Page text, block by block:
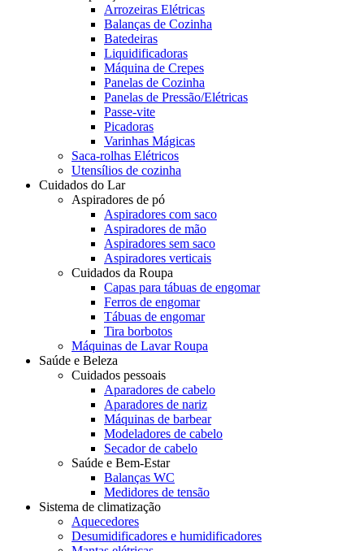
Arrozeiras Elétricas
Balanças de Cozinha
Batedeiras
Liquidificadoras
Máquina de Crepes
Panelas de Cozinha
Panelas de Pressão/Elétricas
Passe-vite
Picadoras
Varinhas Mágicas
Saca-rolhas Elétricos
Utensílios de cozinha
Cuidados do Lar
Aspiradores de pó
Aspiradores com saco
Aspiradores de mão
Aspiradores sem saco
Aspiradores verticais
Cuidados da Roupa
Capas para tábuas de engomar
Ferros de engomar
Tábuas de engomar
Tira borbotos
Máquinas de Lavar Roupa
Saúde e Beleza
Cuidados pessoais
Aparadores de cabelo
Aparadores de nariz
Máquinas de barbear
Modeladores de cabelo
Secador de cabelo
Saúde e Bem-Estar
Balanças WC
Medidores de tensão
Sistema de climatização
Aquecedores
Desumidificadores e humidificadores